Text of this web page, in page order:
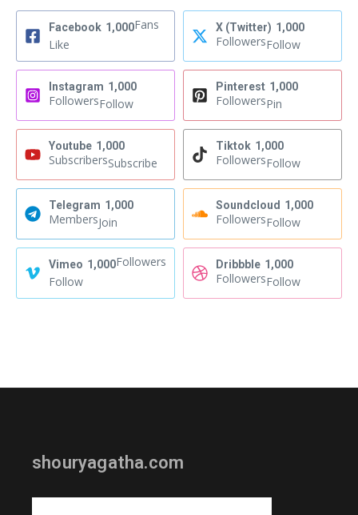
Facebook 1,000Fans
Like
X (Twitter) 1,000
FollowersFollow
Instagram 1,000
FollowersFollow
Pinterest 1,000
FollowersPin
Youtube 1,000
SubscribersSubscribe
Tiktok 1,000
FollowersFollow
Telegram 1,000
MembersJoin
Soundcloud 1,000
FollowersFollow
Vimeo 1,000Followers
Follow
Dribbble 1,000
FollowersFollow
shouryagatha.com